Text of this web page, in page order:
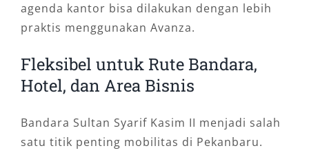
agenda kantor bisa dilakukan dengan lebih
praktis menggunakan Avanza.
Fleksibel untuk Rute Bandara,
Hotel, dan Area Bisnis
Bandara Sultan Syarif Kasim II menjadi salah
satu titik penting mobilitas di Pekanbaru.